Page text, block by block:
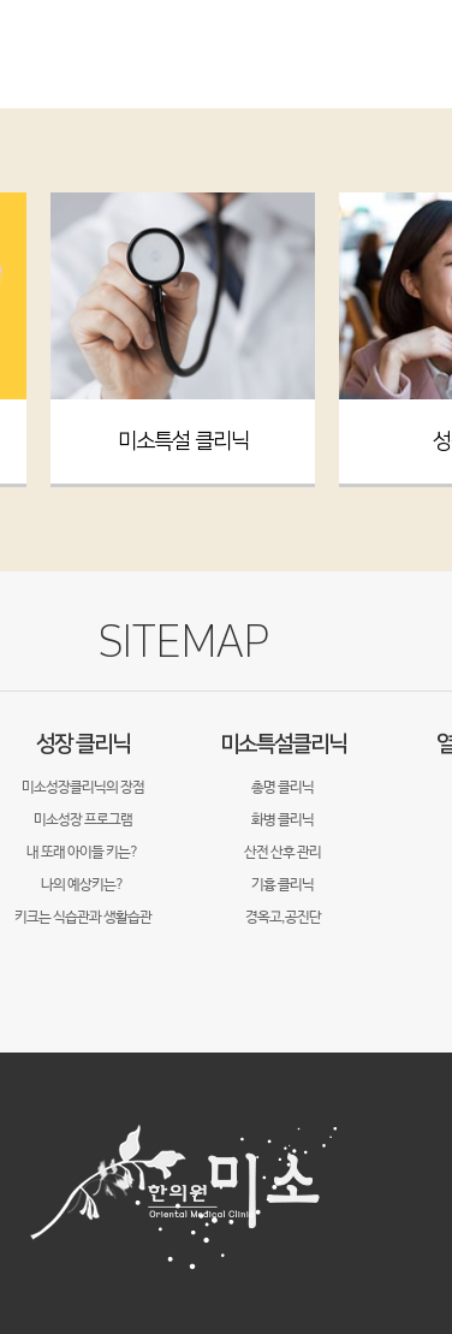
미소특설 클리닉
SITEMAP
성장 클리닉
미소성장클리닉의 장점
미소성장 프로그램
내 또래 아이들 키는?
나의 예상키는?
키크는 식습관과 생활습관
미소특설클리닉
총명 클리닉
화병 클리닉
산전 산후 관리
기흉 클리닉
경옥고,공진단